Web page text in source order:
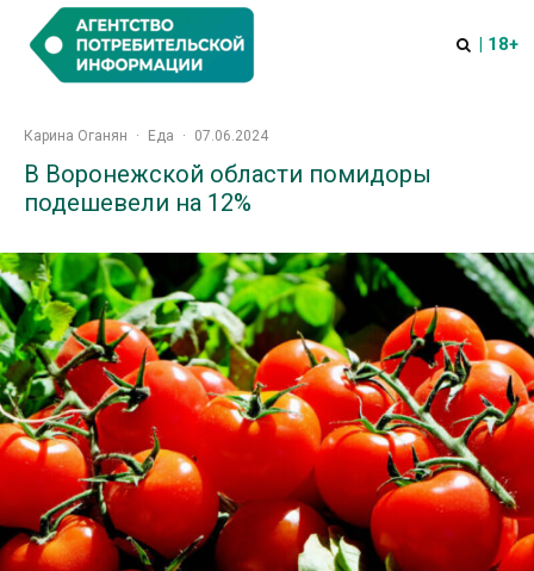
| 18+
Карина Оганян · Еда · 07.06.2024
В Воронежской области помидоры
подешевели на 12%